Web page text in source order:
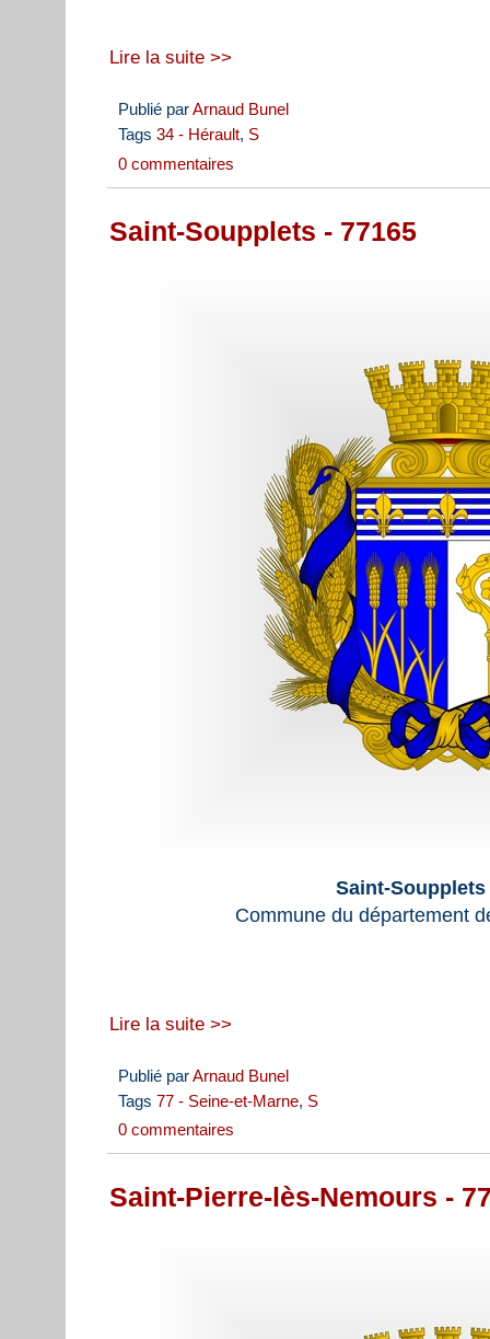
Lire la suite >>
Publié parArnaud Bunel
Tags 34 - Hérault, S
0 commentaires
Saint-Soupplets - 77165
Saint-Soupplets
Commune du département
Lire la suite >>
Publié parArnaud Bunel
Tags 77 - Seine-et-Marne, S
0 commentaires
Saint-Pierre-lès-Nemours -